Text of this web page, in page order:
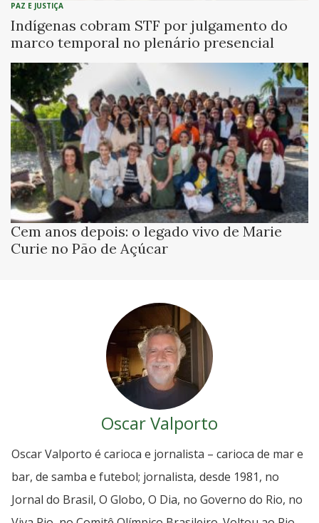
PAZ E JUSTIÇA
Indígenas cobram STF por julgamento do
marco temporal no plenário presencial
Cem anos depois: o legado vivo de Marie
Curie no Pão de Açúcar
Oscar Valporto
Oscar Valporto é carioca e jornalista – carioca de mar e
bar, de samba e futebol; jornalista, desde 1981, no
Jornal do Brasil, O Globo, O Dia, no Governo do Rio, no